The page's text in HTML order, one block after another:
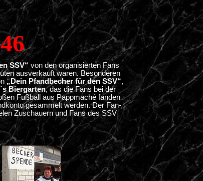
SSV“ von den organisierten Fans
ausverkauft waren. Besonderen
„Dein Pfandbecher für den SSV“,
Biergarten, das die Fans bei der
Fußball aus Pappmaché fanden
gesammelt werden. Der Fan-
Zuschauern und Fans des SSV